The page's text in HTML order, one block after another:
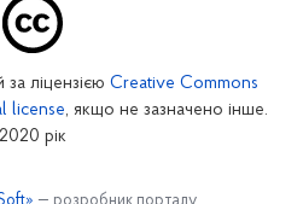
ліцензією Creative Commons
license, якщо не зазначено інше.
2020 рік